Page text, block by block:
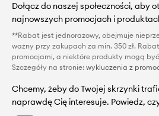
Dołącz do naszej społeczności, aby
najnowszych promocjach i
**Rabat jest jednorazowy, obejmuje
ważny przy zakupach za min. 350 zł.
promocjami, a niektóre produkty mogą
Szczegóły na stronie: wykluczenia z
Chcemy, żeby do Twojej skrzynki
naprawdę Cię interesuje. Powiedz,